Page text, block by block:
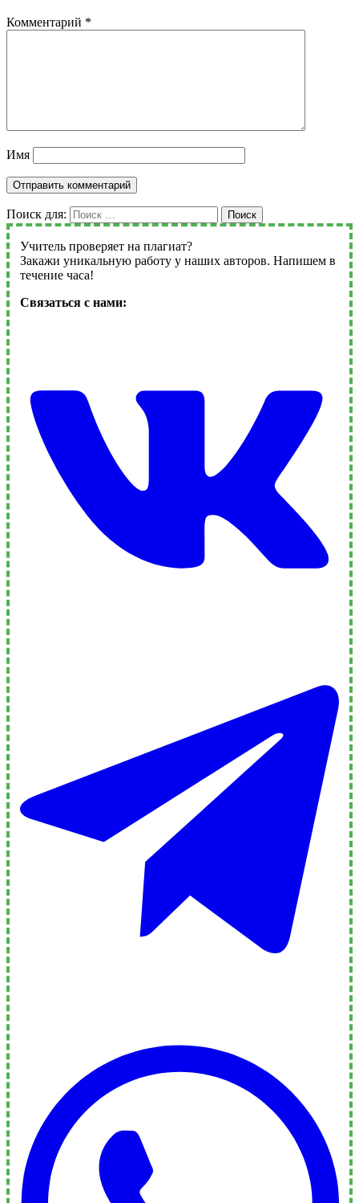
Комментарий *
Имя
Поиск для: Поиск
Учитель проверяет на плагиат?
Закажи уникальную работу у наших авторов. Напишем в
течение часа!
Связаться с нами: